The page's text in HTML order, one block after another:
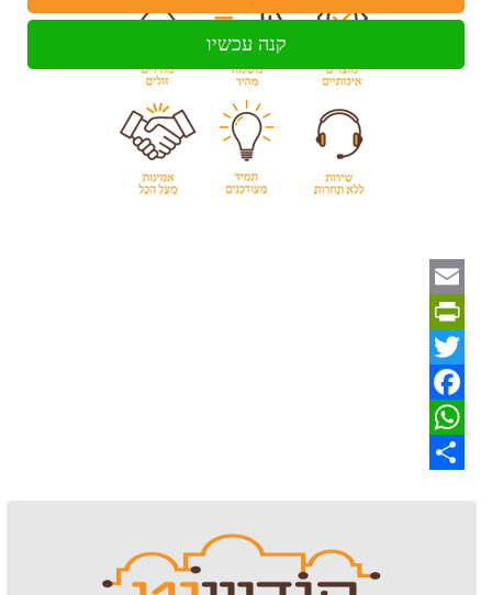
קנה עכשיו
Email
PrintFriendly
Twitter
Facebook
WhatsApp